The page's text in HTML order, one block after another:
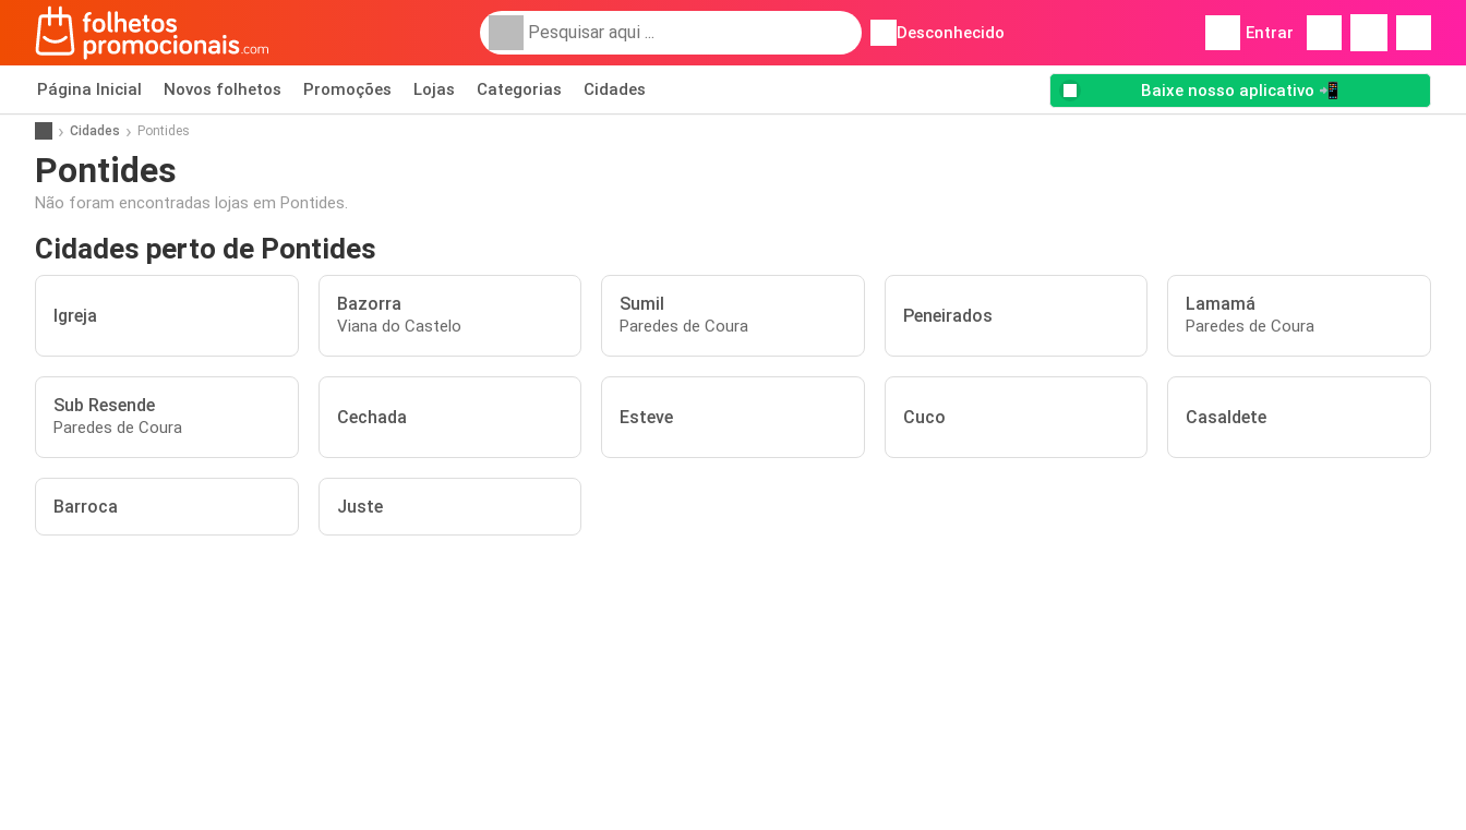
Desconhecido Entrar
Página Inicial Novos folhetos Promoções Lojas Categorias Cidades Baixe nosso aplicativo 📲
Cidades Pontides
Pontides
Não foram encontradas lojas em Pontides.
Cidades perto de Pontides
Igreja
Bazorra
Viana do Castelo
Sumil
Paredes de Coura Peneirados
Lamamá
Paredes de Coura
Sub Resende
Paredes de Coura Cechada Esteve Cuco Casaldete
Barroca Juste